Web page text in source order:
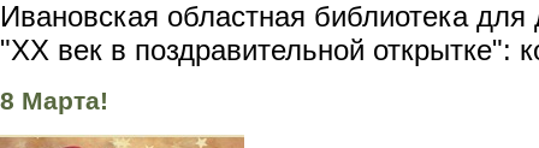
Ивановская областная библиотека
"XX век в поздравительной открытке":
8 Марта!